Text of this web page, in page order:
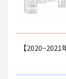
【